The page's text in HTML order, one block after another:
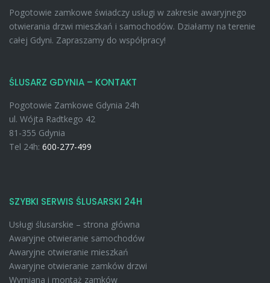
Pogotowie zamkowe świadczy usługi w zakresie awaryjnego
otwierania drzwi mieszkań i samochodów. Działamy na terenie
całej Gdyni. Zapraszamy do współpracy!
ŚLUSARZ GDYNIA – KONTAKT
Pogotowie Zamkowe Gdynia 24h
ul. Wójta Radtkego 42
81-355 Gdynia
Tel 24h: 600-277-499
SZYBKI SERWIS ŚLUSARSKI 24H
Usługi ślusarskie – strona główna
Awaryjne otwieranie samochodów
Awaryjne otwieranie mieszkań
Awaryjne otwieranie zamków drzwi
Wymiana i montaż zamków